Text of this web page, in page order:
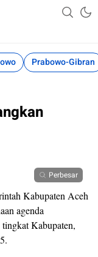
Prabowo-Gibran
Perbesar
Kabupaten Aceh
agenda
Kabupaten,